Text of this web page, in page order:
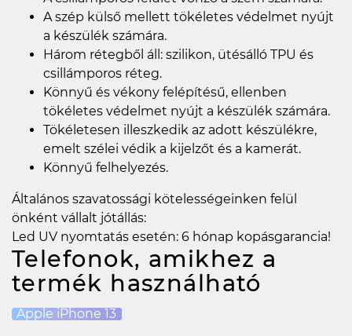
A szép külső mellett tökéletes védelmet nyújt
a készülék számára.
Három rétegből áll: szilikon, ütésálló TPU és
csillámporos réteg.
Könnyű és vékony felépítésű, ellenben
tökéletes védelmet nyújt a készülék számára.
Tökéletesen illeszkedik az adott készülékre,
emelt szélei védik a kijelzőt és a kamerát.
Könnyű felhelyezés.
Általános szavatossági kötelességeinken felül
önként vállalt jótállás:
Led UV nyomtatás esetén: 6 hónap kopásgarancia!
Telefonok, amikhez a
termék használható
Apple iPhone 13